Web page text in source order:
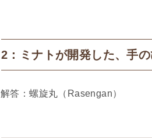
2：ミナトが開発した、手
解答：螺旋丸（Rasengan）